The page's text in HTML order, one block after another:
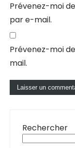
Prévenez-moi
par e-mail.
Prévenez-moi
mail.
Rechercher